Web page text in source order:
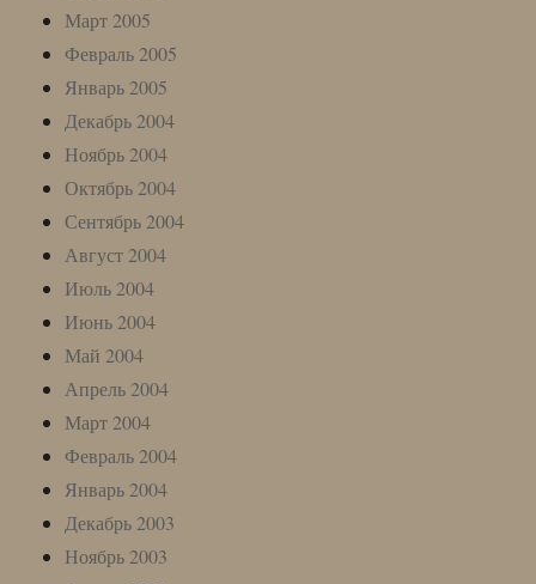
Март 2005
Февраль 2005
Январь 2005
Декабрь 2004
Ноябрь 2004
Октябрь 2004
Сентябрь 2004
Август 2004
Июль 2004
Июнь 2004
Май 2004
Апрель 2004
Март 2004
Февраль 2004
Январь 2004
Декабрь 2003
Ноябрь 2003